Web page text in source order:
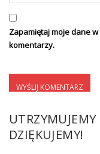
Zapamiętaj moje dane
komentarzy.
DZIĘKUJEMY!